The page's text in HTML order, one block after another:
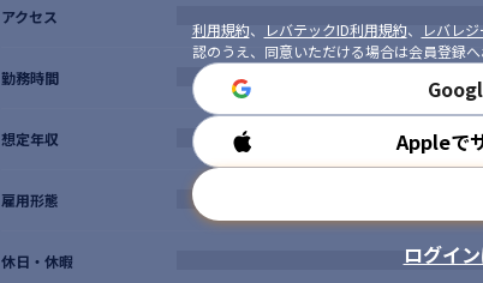
利用規約、 レバテックID利用規約、 レバレ
認のうえ、同意いただける場合は会員登録へ
Appleで
ログイ
アクセス
勤務時間
想定年収
雇用形態
休日・休暇